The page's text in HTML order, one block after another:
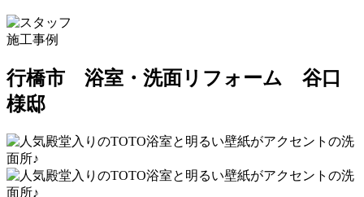
施工事例
行橋市 浴室・洗面リフォーム 谷口
様邸